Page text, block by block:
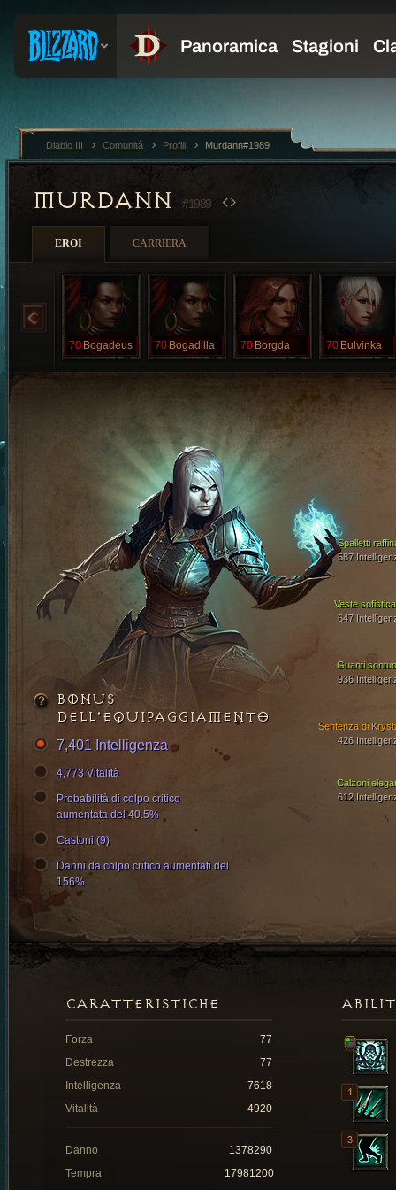
MURDANN #1989
EROI CARRIERA
70 Bogadeus 70 Bogadilla 70 Borgda 70 Bulvinka
Veste
647
Guanti
936
Spalletti
587
Calzoni
612
Sentenza di
426
BONUS
DELL’EQUIPAGGIAMENTO
7,401 Intelligenza
4,773 Vitalità
Probabilità di colpo critico
aumentata del 40.5%
Castoni (9)
Danni da colpo critico aumentati del
156%
CARATTERISTICHE
Forza
77
Destrezza
77
Intelligenza
7618
Vitalità
4920
Danno
1378290
Tempra
17981200
Diablo III Comunità Profili Murdann#1989